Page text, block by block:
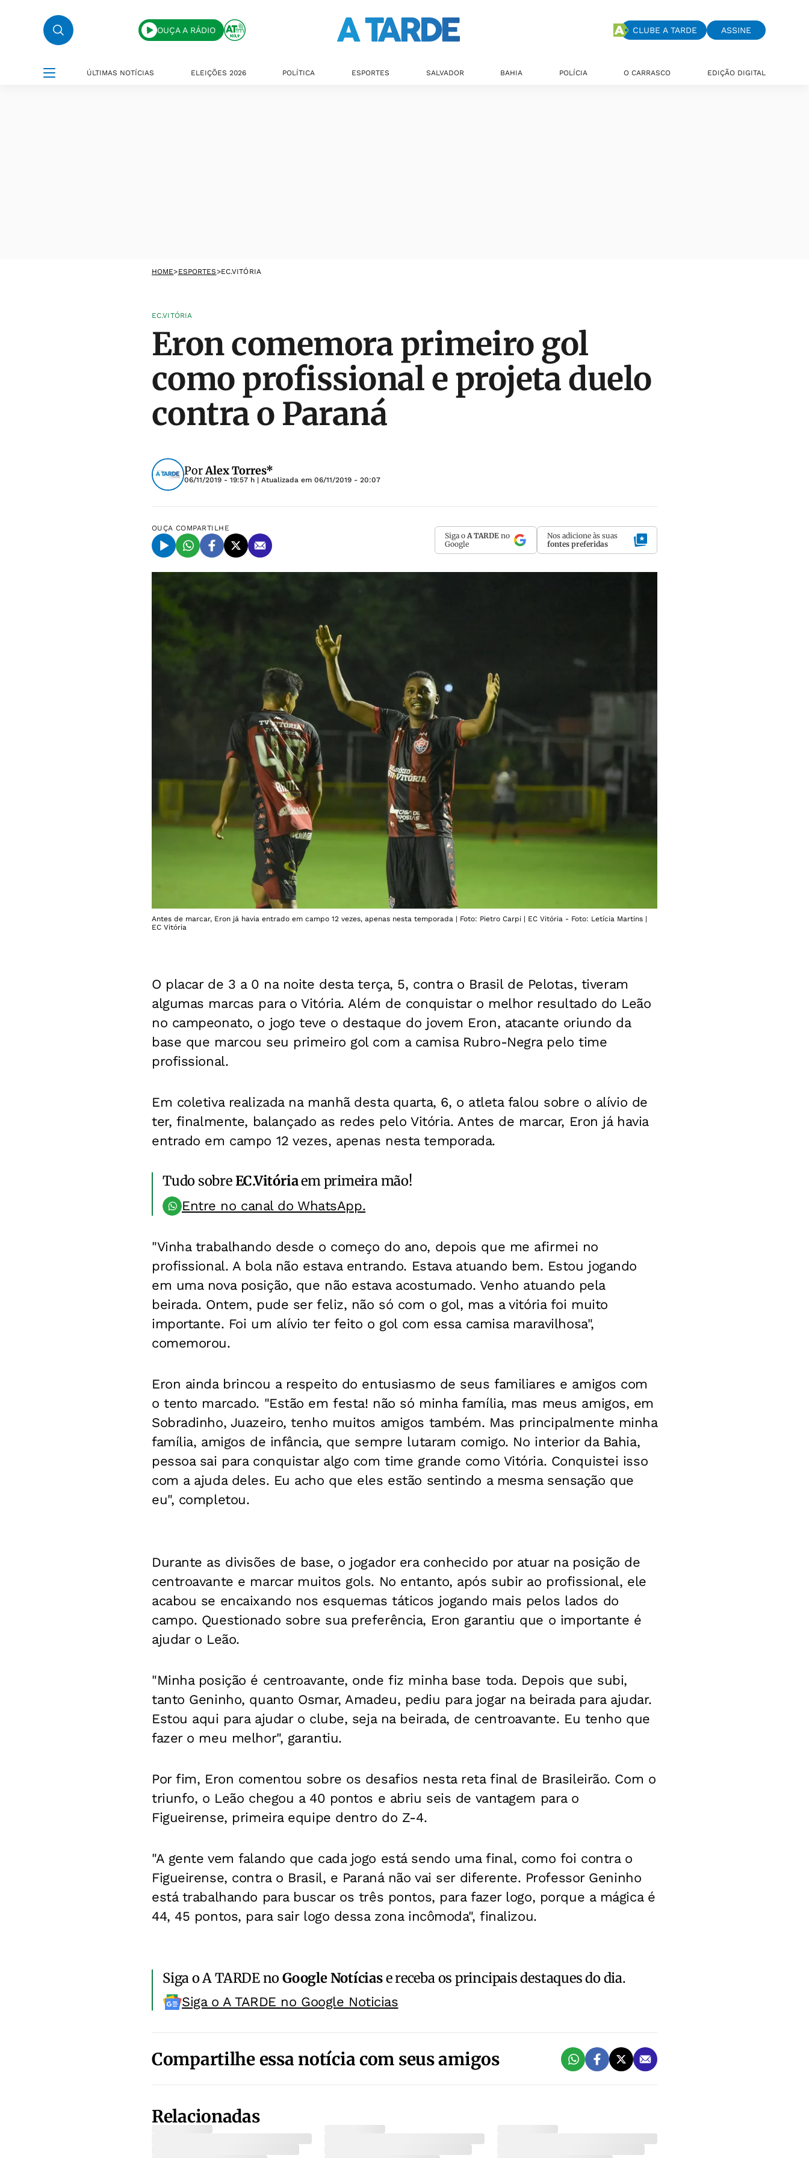
OUÇA A RÁDIO CLUBE A TARDE ASSINE
ÚLTIMAS NOTÍCIAS ELEIÇÕES 2026 POLÍTICA ESPORTES SALVADOR BAHIA POLÍCIA O CARRASCO EDIÇÃO DIGITAL
HOME>ESPORTES>EC.VITÓRIA
EC.VITÓRIA
Eron comemora primeiro gol
como profissional e projeta duelo
contra o Paraná
PorAlex Torres*
06/11/2019 - 19:57 h | Atualizada em 06/11/2019 - 20:07
OUÇA COMPARTILHE
Siga o A TARDE no
Google
Nos adicione às suas
fontes preferidas
Antes de marcar, Eron já havia entrado em campo 12 vezes, apenas nesta temporada | Foto: Pietro Carpi | EC Vitória - Foto: Letícia Martins |
EC Vitória
O placar de 3 a 0 na noite desta terça, 5, contra o Brasil de Pelotas, tiveram
algumas marcas para o Vitória. Além de conquistar o melhor resultado do Leão
no campeonato, o jogo teve o destaque do jovem Eron, atacante oriundo da
base que marcou seu primeiro gol com a camisa Rubro-Negra pelo time
profissional.
Em coletiva realizada na manhã desta quarta, 6, o atleta falou sobre o alívio de
ter, finalmente, balançado as redes pelo Vitória. Antes de marcar, Eron já havia
entrado em campo 12 vezes, apenas nesta temporada.
Tudo sobreEC.Vitóriaem primeira mão!
Entre no canal do WhatsApp.
"Vinha trabalhando desde o começo do ano, depois que me afirmei no
profissional. A bola não estava entrando. Estava atuando bem. Estou jogando
em uma nova posição, que não estava acostumado. Venho atuando pela
beirada. Ontem, pude ser feliz, não só com o gol, mas a vitória foi muito
importante. Foi um alívio ter feito o gol com essa camisa maravilhosa",
comemorou.
Eron ainda brincou a respeito do entusiasmo de seus familiares e amigos com
o tento marcado. "Estão em festa! não só minha família, mas meus amigos, em
Sobradinho, Juazeiro, tenho muitos amigos também. Mas principalmente minha
família, amigos de infância, que sempre lutaram comigo. No interior da Bahia,
pessoa sai para conquistar algo com time grande como Vitória. Conquistei isso
com a ajuda deles. Eu acho que eles estão sentindo a mesma sensação que
eu", completou.
Durante as divisões de base, o jogador era conhecido por atuar na posição de
centroavante e marcar muitos gols. No entanto, após subir ao profissional, ele
acabou se encaixando nos esquemas táticos jogando mais pelos lados do
campo. Questionado sobre sua preferência, Eron garantiu que o importante é
ajudar o Leão.
"Minha posição é centroavante, onde fiz minha base toda. Depois que subi,
tanto Geninho, quanto Osmar, Amadeu, pediu para jogar na beirada para ajudar.
Estou aqui para ajudar o clube, seja na beirada, de centroavante. Eu tenho que
fazer o meu melhor", garantiu.
Por fim, Eron comentou sobre os desafios nesta reta final de Brasileirão. Com o
triunfo, o Leão chegou a 40 pontos e abriu seis de vantagem para o
Figueirense, primeira equipe dentro do Z-4.
"A gente vem falando que cada jogo está sendo uma final, como foi contra o
Figueirense, contra o Brasil, e Paraná não vai ser diferente. Professor Geninho
está trabalhando para buscar os três pontos, para fazer logo, porque a mágica é
44, 45 pontos, para sair logo dessa zona incômoda", finalizou.
Siga o A TARDE noGoogle Notíciase receba os principais destaques do dia.
Siga o A TARDE no Google Noticias
Compartilhe essa notícia com seus amigos
Relacionadas